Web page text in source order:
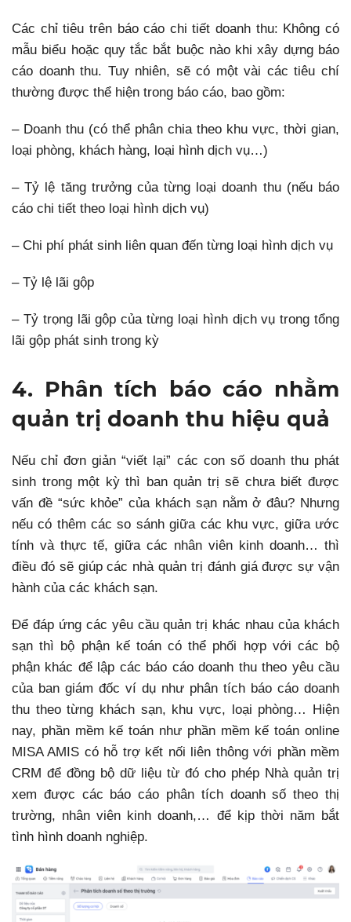
Các chỉ tiêu trên báo cáo chi tiết doanh thu: Không có
mẫu biểu hoặc quy tắc bắt buộc nào khi xây dựng báo
cáo doanh thu. Tuy nhiên, sẽ có một vài các tiêu chí
thường được thể hiện trong báo cáo, bao gồm:
– Doanh thu (có thể phân chia theo khu vực, thời gian,
loại phòng, khách hàng, loại hình dịch vụ…)
– Tỷ lệ tăng trưởng của từng loại doanh thu (nếu báo
cáo chi tiết theo loại hình dịch vụ)
– Chi phí phát sinh liên quan đến từng loại hình dịch vụ
– Tỷ lệ lãi gộp
– Tỷ trọng lãi gộp của từng loại hình dịch vụ trong tổng
lãi gộp phát sinh trong kỳ
4. Phân tích báo cáo nhằm
quản trị doanh thu hiệu quả
Nếu chỉ đơn giản “viết lại” các con số doanh thu phát
sinh trong một kỳ thì ban quản trị sẽ chưa biết được
vấn đề “sức khỏe” của khách sạn nằm ở đâu? Nhưng
nếu có thêm các so sánh giữa các khu vực, giữa ước
tính và thực tế, giữa các nhân viên kinh doanh… thì
điều đó sẽ giúp các nhà quản trị đánh giá được sự vận
hành của các khách sạn.
Để đáp ứng các yêu cầu quản trị khác nhau của khách
sạn thì bộ phận kế toán có thể phối hợp với các bộ
phận khác để lập các báo cáo doanh thu theo yêu cầu
của ban giám đốc ví dụ như phân tích báo cáo doanh
thu theo từng khách sạn, khu vực, loại phòng… Hiện
nay, phần mềm kế toán như phần mềm kế toán online
MISA AMIS có hỗ trợ kết nối liên thông với phần mềm
CRM để đồng bộ dữ liệu từ đó cho phép Nhà quản trị
xem được các báo cáo phân tích doanh số theo thị
trường, nhân viên kinh doanh,… để kịp thời năm bắt
tình hình doanh nghiệp.